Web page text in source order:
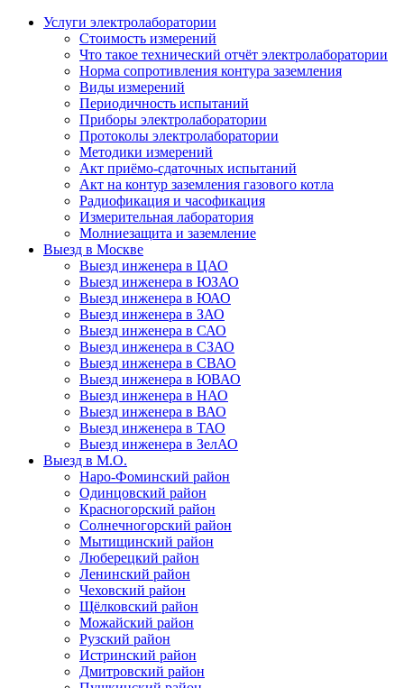
Услуги электролаборатории
Стоимость измерений
Что такое технический отчёт электролаборатории
Норма сопротивления контура заземления
Виды измерений
Периодичность испытаний
Приборы электролаборатории
Протоколы электролаборатории
Методики измерений
Акт приёмо-сдаточных испытаний
Акт на контур заземления газового котла
Радиофикация и часофикация
Измерительная лаборатория
Молниезащита и заземление
Выезд в Москве
Выезд инженера в ЦАО
Выезд инженера в ЮЗАО
Выезд инженера в ЮАО
Выезд инженера в ЗАО
Выезд инженера в САО
Выезд инженера в СЗАО
Выезд инженера в СВАО
Выезд инженера в ЮВАО
Выезд инженера в НАО
Выезд инженера в ВАО
Выезд инженера в ТАО
Выезд инженера в ЗелАО
Выезд в М.О.
Наро-Фоминский район
Одинцовский район
Красногорский район
Солнечногорский район
Мытищинский район
Люберецкий район
Ленинский район
Чеховский район
Щёлковский район
Можайский район
Рузский район
Истринский район
Дмитровский район